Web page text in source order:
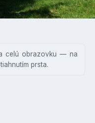
celú obrazovku — na
prsta.